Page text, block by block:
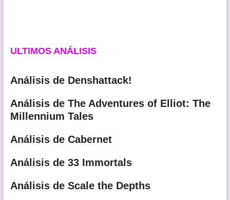
ULTIMOS ANÁLISIS
Análisis de Denshattack!
Análisis de The Adventures of Elliot: The
Millennium Tales
Análisis de Cabernet
Análisis de 33 Immortals
Análisis de Scale the Depths